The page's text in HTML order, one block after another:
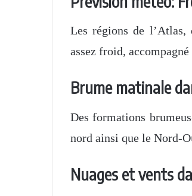
Les régions de
assez froid,
Brume matinale
Des formations
nord ainsi que le Nord-
Nuages et vents